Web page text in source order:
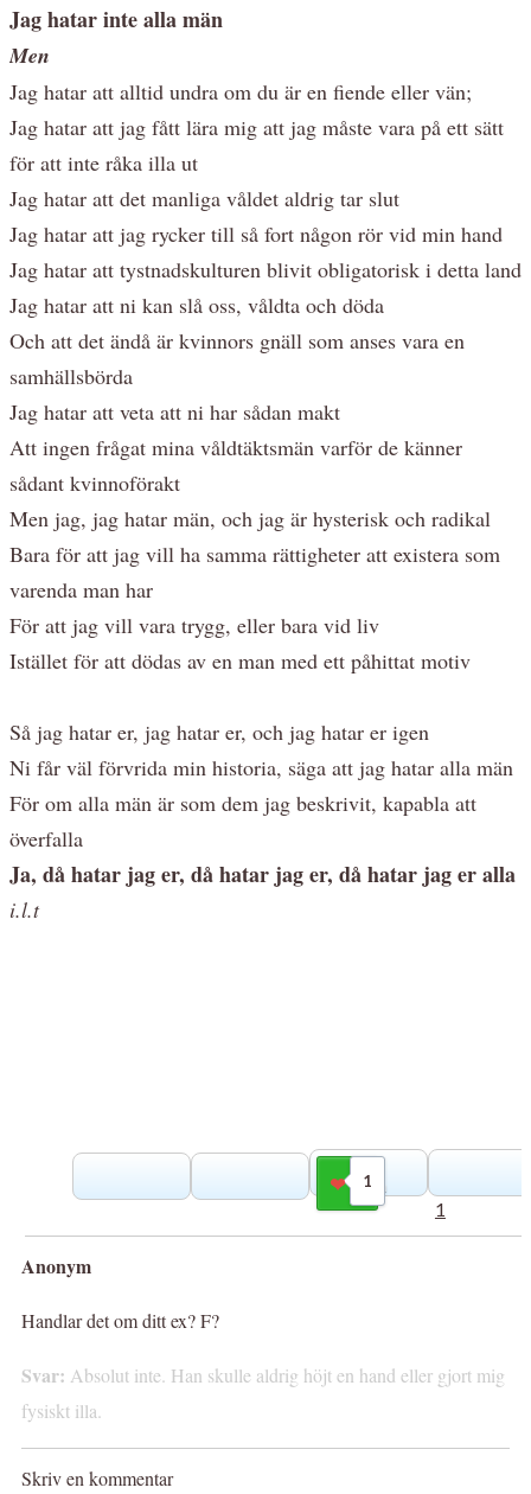
Jag hatar inte alla män
Men
Jag hatar att alltid undra om du är en fiende eller vän;
Jag hatar att jag fått lära mig att jag måste vara på ett sätt
för att inte råka illa ut
Jag hatar att det manliga våldet aldrig tar slut
Jag hatar att jag rycker till så fort någon rör vid min hand
Jag hatar att tystnadskulturen blivit obligatorisk i detta land
Jag hatar att ni kan slå oss, våldta och döda
Och att det ändå är kvinnors gnäll som anses vara en
samhällsbörda
Jag hatar att veta att ni har sådan makt
Att ingen frågat mina våldtäktsmän varför de känner
sådant kvinnoförakt
Men jag, jag hatar män, och jag är hysterisk och radikal
Bara för att jag vill ha samma rättigheter att existera som
varenda man har
För att jag vill vara trygg, eller bara vid liv
Istället för att dödas av en man med ett påhittat motiv
Så jag hatar er, jag hatar er, och jag hatar er igen
Ni får väl förvrida min historia, säga att jag hatar alla män
För om alla män är som dem jag beskrivit, kapabla att
överfalla
Ja, då hatar jag er, då hatar jag er, då hatar jag er alla
i.l.t
1
Gilla
1
Anonym
Handlar det om ditt ex? F?
Svar: Absolut inte. Han skulle aldrig höjt en hand eller gjort mig
fysiskt illa.
Skriv en kommentar